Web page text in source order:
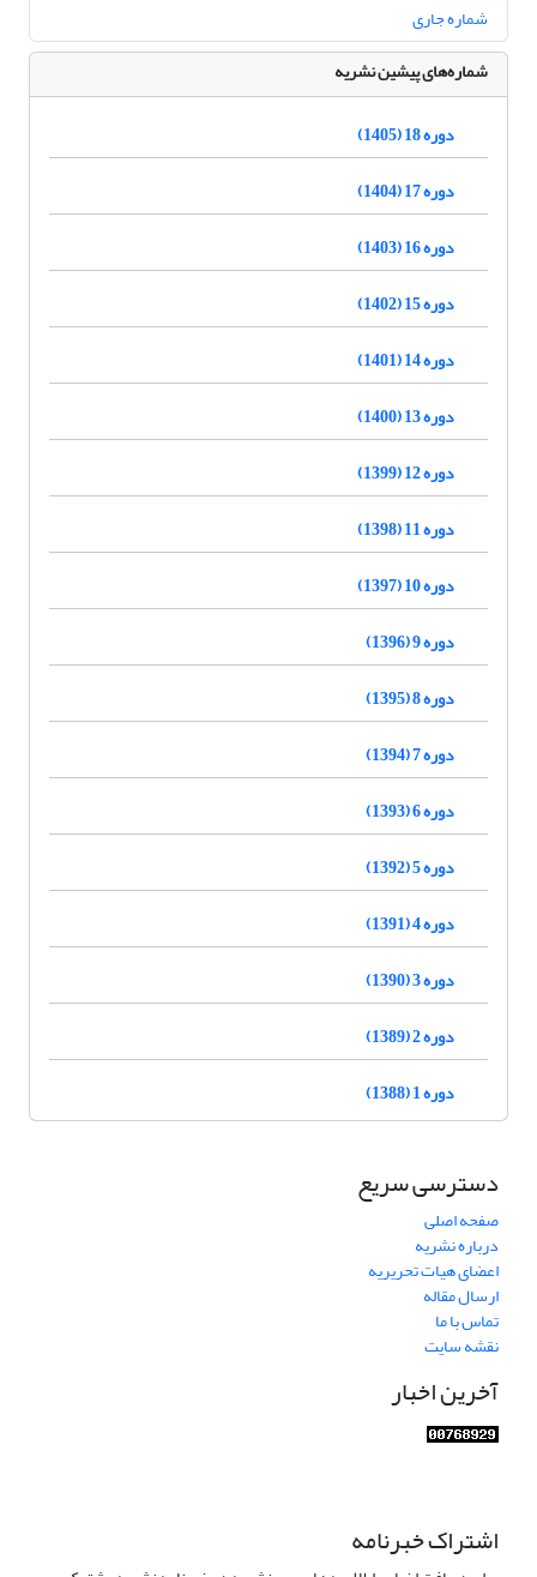
شماره جاری
شماره‌های پیشین نشریه
دوره 18 (1405)
دوره 17 (1404)
دوره 16 (1403)
دوره 15 (1402)
دوره 14 (1401)
دوره 13 (1400)
دوره 12 (1399)
دوره 11 (1398)
دوره 10 (1397)
دوره 9 (1396)
دوره 8 (1395)
دوره 7 (1394)
دوره 6 (1393)
دوره 5 (1392)
دوره 4 (1391)
دوره 3 (1390)
دوره 2 (1389)
دوره 1 (1388)
دسترسی سریع
صفحه اصلی
درباره نشریه
اعضای هیات تحریریه
ارسال مقاله
تماس با ما
نقشه سایت
آخرین اخبار
اشتراک خبرنامه